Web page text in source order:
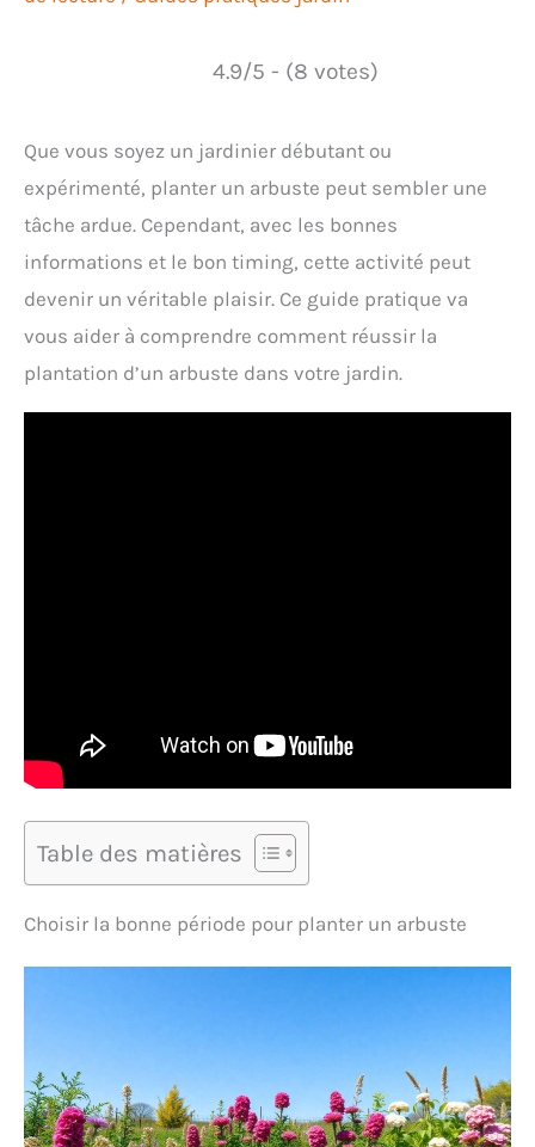
4.9/5 - (8 votes)
Que vous soyez un jardinier débutant ou
expérimenté, planter un arbuste peut sembler une
tâche ardue. Cependant, avec les bonnes
informations et le bon timing, cette activité peut
devenir un véritable plaisir. Ce guide pratique va
vous aider à comprendre comment réussir la
plantation d’un arbuste dans votre jardin.
Table des matières
Choisir la bonne période pour planter un arbuste